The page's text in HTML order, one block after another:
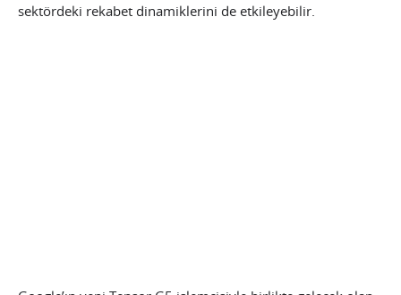
sektördeki rekabet dinamiklerini de etkileyebilir.